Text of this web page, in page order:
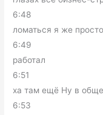
6:48
ломаться я же
6:49
работал
6:51
ха там ещё Ну в
6:53